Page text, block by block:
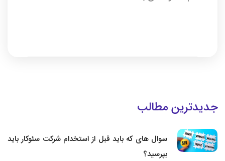
جدیدترین مطالب
سوال های که باید قبل از استخدام شرکت سئوکار باید
بپرسید؟